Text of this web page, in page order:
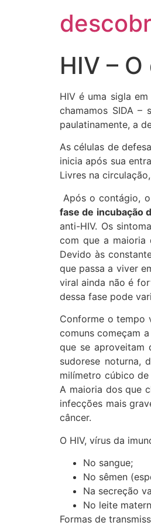
HIV –
HIV é uma sigla
chamamos SIDA –
paulatinamente, a
As células de
inicia após sua
Livres na
Após o contágio,
fase de incubação
anti-HIV. Os
com que a maioria
Devido às
que passa a viver
viral ainda não é
dessa fase pode
Conforme o tempo
comuns começam
que se aproveitam
sudorese noturna,
milímetro cúbico
A maioria dos que
infecções mais
câncer.
O HIV, vírus da
No sangue;
No sêmen
Na secreção
No leite
Formas de